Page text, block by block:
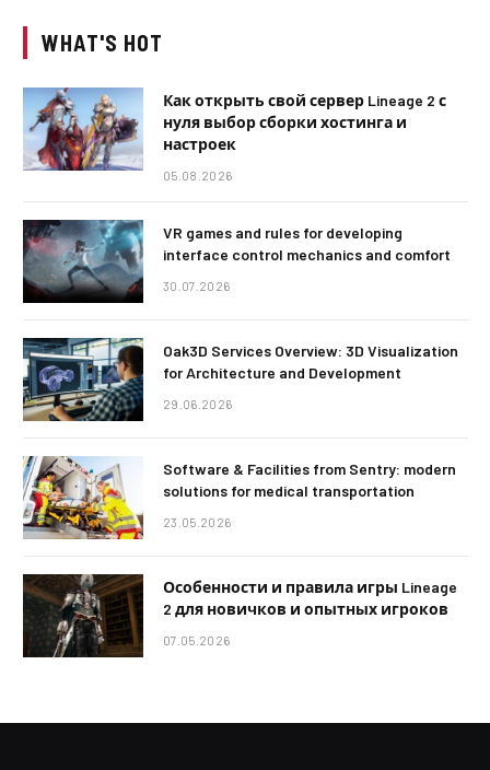
WHAT'S HOT
Как открыть свой сервер Lineage 2 с
нуля выбор сборки хостинга и
настроек
05.08.2026
VR games and rules for developing
interface control mechanics and comfort
30.07.2026
Oak3D Services Overview: 3D Visualization
for Architecture and Development
29.06.2026
Software & Facilities from Sentry: modern
solutions for medical transportation
23.05.2026
Особенности и правила игры Lineage
2 для новичков и опытных игроков
07.05.2026